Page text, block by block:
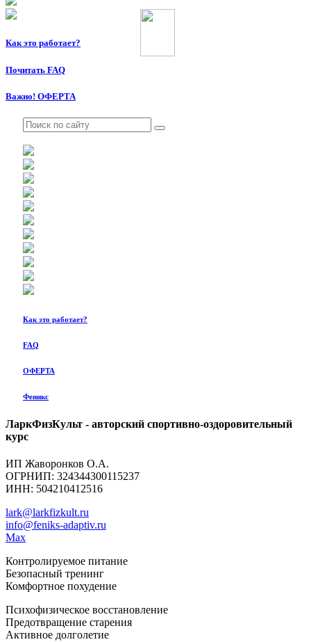
Как это работает?
Почитать FAQ
Важно! ОФЕРТА
Как это работает?
FAQ
ОФЕРТА
Феникс
ЛаркФизКульт - авторский спортивно-оздоровительный
курс
ИП Жаворонков О.А.
ОГРНИП: 324344300115237
ИНН: 504210412516
lark@larkfizkult.ru
info@feniks-adaptiv.ru
Max
Контролируемое питание
Безопасный тренинг
Комфортное похудение
Психофизическое восстановление
Предотвращение старения
Активное долголетие